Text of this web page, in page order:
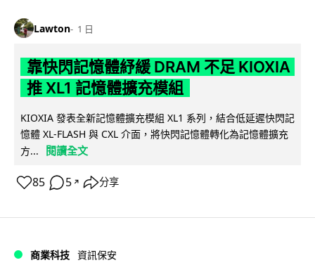
Lawton 1 日
靠快閃記憶體紓緩 DRAM 不足 KIOXIA
推 XL1 記憶體擴充模組
KIOXIA 發表全新記憶體擴充模組 XL1 系列，結合低延遲快閃記
憶體 XL-FLASH 與 CXL 介面，將快閃記憶體轉化為記憶體擴充
方...
閱讀全文
85 5 ↗ 分享
商業科技 資訊保安